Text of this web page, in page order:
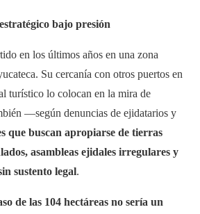
bajo presión
en los últimos años en una zona
Su cercanía con otros puertos en
turístico lo colocan en la mira de
—según denuncias de ejidatarios y
que buscan apropiarse de tierras
asambleas ejidales irregulares y
sustento legal.
de las 104 hectáreas no sería un